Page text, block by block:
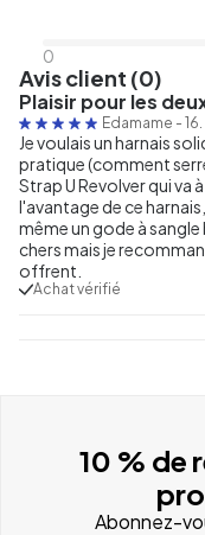
0
Avis client (0)
Plaisir pour les
Edamame -
Je voulais un harnais
pratique (comment
Strap U Revolver qui va
l'avantage de ce
même un gode à
chers mais je
offrent.
Achat vérifié
10 % de
Abonnez-